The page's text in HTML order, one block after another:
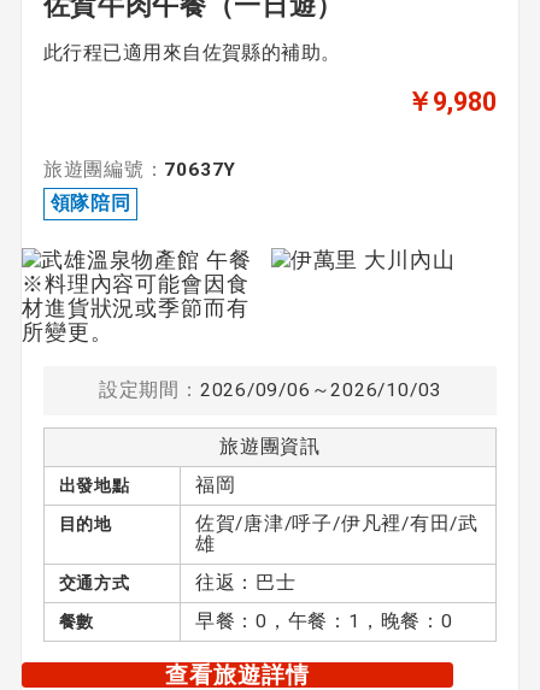
此行程已適用來自佐賀縣的補助。
￥9,980
旅遊團編號： 70637Y
領隊陪同
設定期間： 2026/09/06～2026/10/03
旅遊團資訊
出發地點 福岡
目的地
佐賀/唐津/呼子/伊凡裡/有田/武
雄
交通方式 往返：巴士
餐數 早餐：0，午餐：1，晚餐：0
查看旅遊詳情